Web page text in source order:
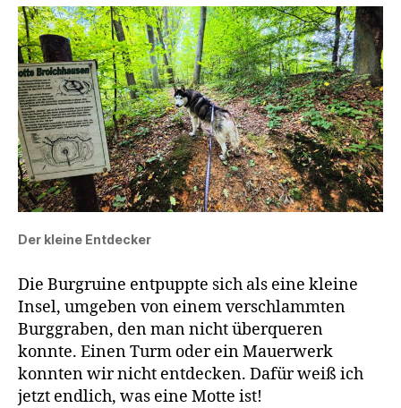
Der kleine Entdecker
Die Burgruine entpuppte sich als eine kleine
Insel, umgeben von einem verschlammten
Burggraben, den man nicht überqueren
konnte. Einen Turm oder ein Mauerwerk
konnten wir nicht entdecken. Dafür weiß ich
jetzt endlich, was eine Motte ist!